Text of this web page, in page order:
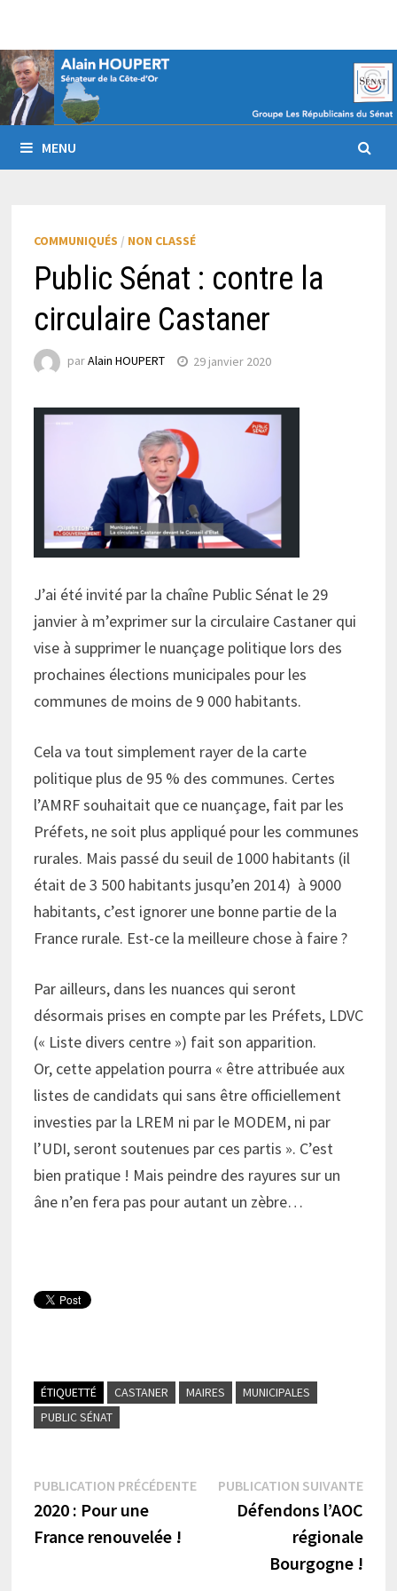
contenu
MENU
COMMUNIQUÉS / NON CLASSÉ
Public Sénat : contre la
circulaire Castaner
parAlain HOUPERT 29 janvier 2020
J’ai été invité par la chaîne Public Sénat le 29
janvier à m’exprimer sur la circulaire Castaner qui
vise à supprimer le nuançage politique lors des
prochaines élections municipales pour les
communes de moins de 9 000 habitants.
Cela va tout simplement rayer de la carte
politique plus de 95 % des communes. Certes
l’AMRF souhaitait que ce nuançage, fait par les
Préfets, ne soit plus appliqué pour les communes
rurales. Mais passé du seuil de 1000 habitants (il
était de 3 500 habitants jusqu’en 2014) à 9000
habitants, c’est ignorer une bonne partie de la
France rurale. Est-ce la meilleure chose à faire ?
Par ailleurs, dans les nuances qui seront
désormais prises en compte par les Préfets, LDVC
(« Liste divers centre ») fait son apparition.
Or, cette appelation pourra « être attribuée aux
listes de candidats qui sans être officiellement
investies par la LREM ni par le MODEM, ni par
l’UDI, seront soutenues par ces partis ». C’est
bien pratique ! Mais peindre des rayures sur un
âne n’en fera pas pour autant un zèbre…
ÉTIQUETTÉ CASTANER MAIRES
MUNICIPALES
PUBLIC SÉNAT
Navigation
de
PUBLICATION PRÉCÉDENTEPublication
précédente :
2020 : Pour une
France renouvelée !
PUBLICATION SUIVANTE
Défendons l’AOC
régionale
Bourgogne !